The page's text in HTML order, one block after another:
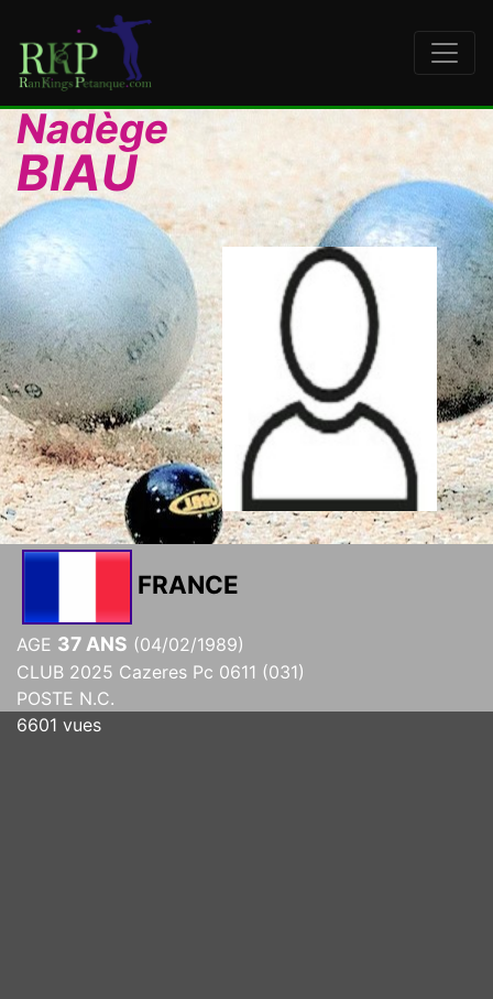
Nadège
BIAU
FRANCE
AGE 37 ANS (04/02/1989)
CLUB 2025 Cazeres Pc 0611 (031)
POSTE N.C.
6601 vues